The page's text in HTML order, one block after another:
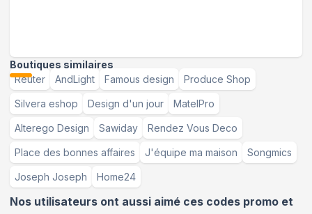
Boutiques similaires
Reuter
AndLight Famous design Produce Shop
Silvera eshop Design d'un jour MatelPro
Alterego Design Sawiday Rendez Vous Deco
Place des bonnes affaires J'équipe ma maison Songmics
Joseph Joseph Home24
Nos utilisateurs ont aussi aimé ces codes promo et